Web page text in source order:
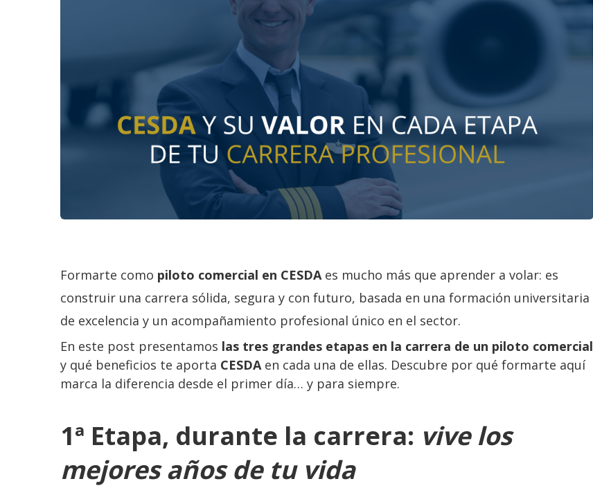
Formarte como piloto comercial en CESDA es mucho más que aprender a volar: es
construir una carrera sólida, segura y con futuro, basada en una formación universitaria
de excelencia y un acompañamiento profesional único en el sector.
En este post presentamos las tres grandes etapas en la carrera de un piloto comercial
y qué beneficios te aporta CESDAen cada una de ellas. Descubre por qué formarte aquí
marca la diferencia desde el primer día… y para siempre.
1ª Etapa, durante la carrera: vive los
mejores años de tu vida